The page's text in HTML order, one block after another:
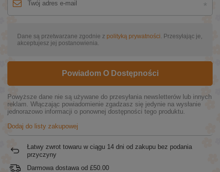
Dane są przetwarzane zgodnie z polityką prywatności . Przesyłając je,
akceptujesz jej postanowienia.
Powiadom O Dostępności
Powyższe dane nie są używane do przesyłania newsletterów lub innych
reklam. Włączając powiadomienie zgadzasz się jedynie na wysłanie
jednorazowo informacji o ponownej dostępności tego produktu.
Dodaj do listy zakupowej
Łatwy zwrot towaru w ciągu 14 dni od zakupu bez podania
przyczyny
Darmowa dostawa od £50.00